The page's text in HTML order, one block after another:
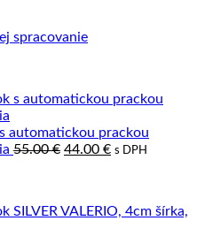
o
Precízne
spracovanieŽiadne
prírodná
a
jej
automatickou prackou
55.00€ Pôvodná
44.00 €Aktuálna
s DPH